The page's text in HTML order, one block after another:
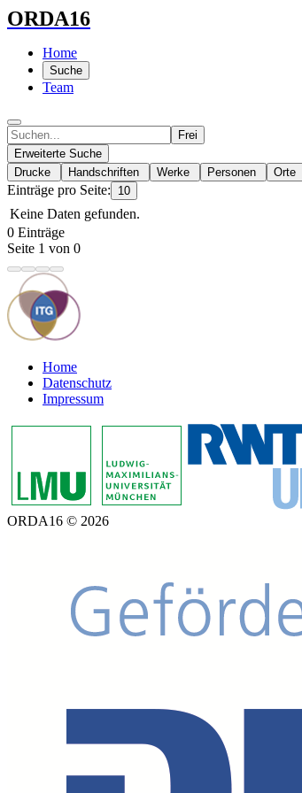
ORDA16
Home
Suche
Team
Frei
Erweiterte Suche
Drucke
Handschriften Werke Personen Orte
Einträge pro Seite: 10
Keine Daten gefunden.
0 Einträge
Seite 1 von 0
Home
Datenschutz
Impressum
ORDA16 © 2026